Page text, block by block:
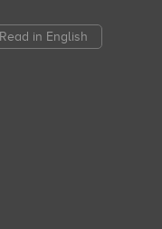
Read in English